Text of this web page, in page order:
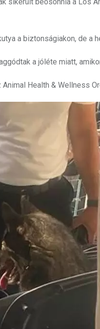
sikerült beosonnia a
a biztonságiakon, de a
a jóléte miatt,
Health & Wellness